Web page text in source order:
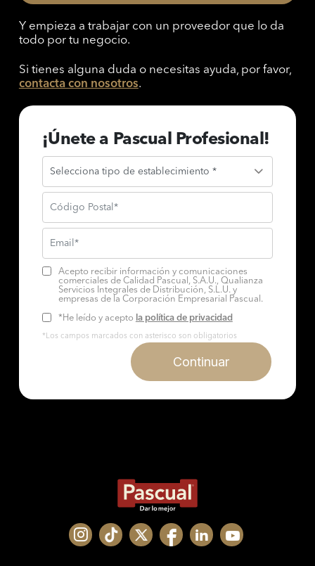
Y empieza a trabajar con un proveedor que lo da
todo por tu negocio.
Si tienes alguna duda o necesitas ayuda, por favor,
contacta con nosotros.
¡Únete a Pascual Profesional!
Acepto recibir información y comunicaciones
comerciales de Calidad Pascual, S.A.U., Qualianza
Servicios Integrales de Distribución, S.L.U. y
empresas de la Corporación Empresarial Pascual.
*He leído y acepto la política de privacidad
*Los campos marcados con asterisco son obligatorios
Continuar